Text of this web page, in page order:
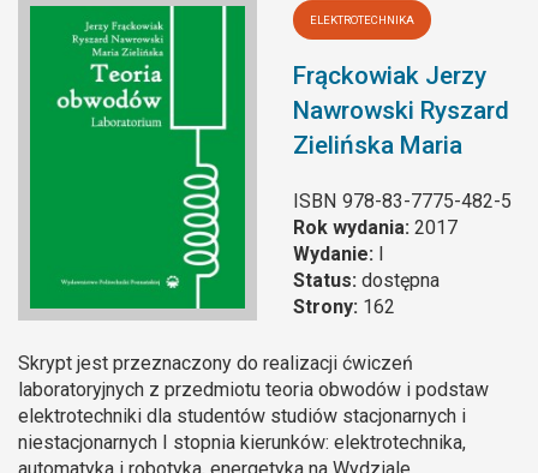
ELEKTROTECHNIKA
Frąckowiak Jerzy
Nawrowski Ryszard
Zielińska Maria
ISBN 978-83-7775-482-5
Rok wydania: 2017
Wydanie: I
Status: dostępna
Strony: 162
Skrypt jest przeznaczony do realizacji ćwiczeń
laboratoryjnych z przedmiotu teoria obwodów i podstaw
elektrotechniki dla studentów studiów stacjonarnych i
niestacjonarnych I stopnia kierunków: elektrotechnika,